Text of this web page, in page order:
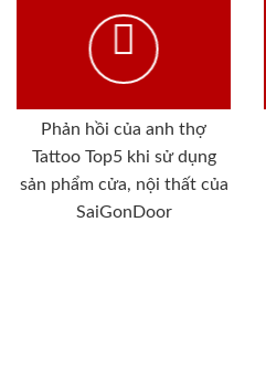
Phản hồi của anh thợ
Tattoo Top5 khi sử dụng
sản phẩm cửa, nội thất của
SaiGonDoor